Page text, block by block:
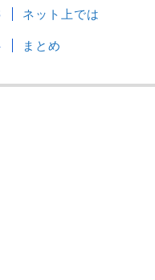
ネット上では
まとめ